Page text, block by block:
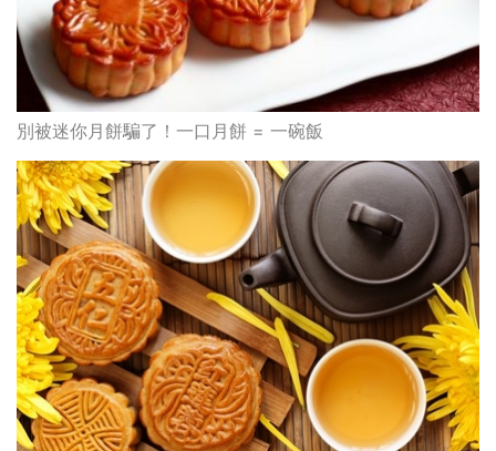
別被迷你月餅騙了！一口月餅 = 一碗飯